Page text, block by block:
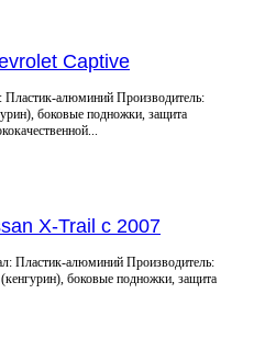
Captive
алюминий Производитель:
боковые подножки, защита
X-Trail с 2007
Пластик-алюминий Производитель:
боковые подножки, защита